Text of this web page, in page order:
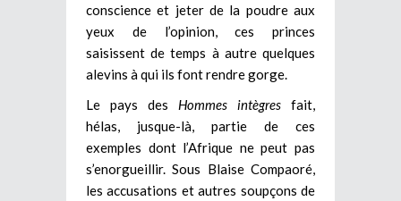
conscience et jeter de la poudre aux
yeux de l’opinion, ces princes
saisissent de temps à autre quelques
alevins à qui ils font rendre gorge.
Le pays des Hommes intègres fait,
hélas, jusque-là, partie de ces
exemples dont l’Afrique ne peut pas
s’enorgueillir. Sous Blaise Compaoré,
les accusations et autres soupçons de